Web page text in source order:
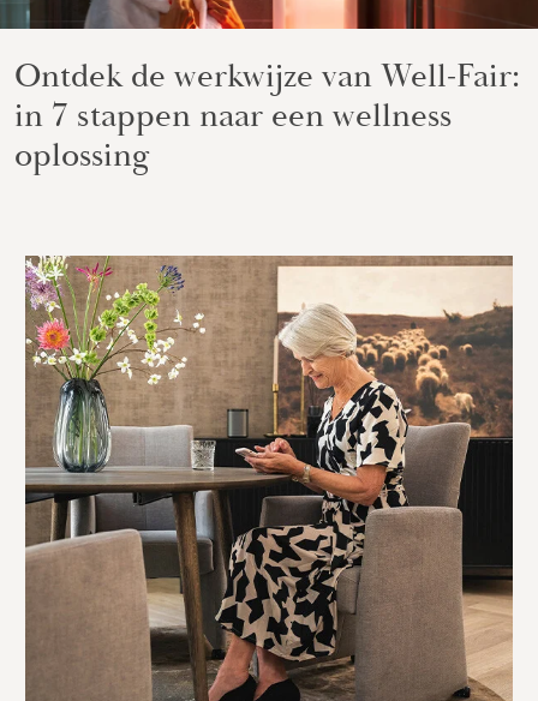
Ontdek de werkwijze van Well-Fair:
in 7 stappen naar een wellness
oplossing